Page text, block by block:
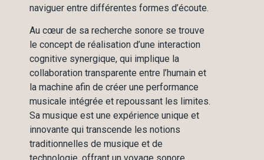
naviguer entre différentes formes d’écoute.
Au cœur de sa recherche sonore se trouve
le concept de réalisation d’une interaction
cognitive synergique, qui implique la
collaboration transparente entre l’humain et
la machine afin de créer une performance
musicale intégrée et repoussant les limites.
Sa musique est une expérience unique et
innovante qui transcende les notions
traditionnelles de musique et de